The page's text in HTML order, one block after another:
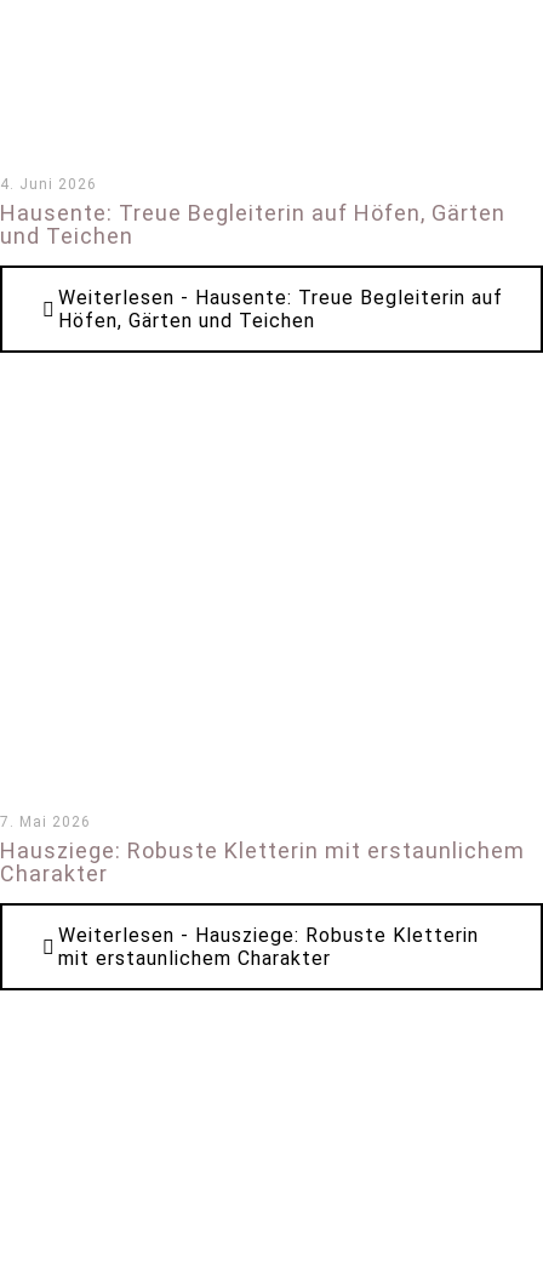
4. Juni 2026
Hausente: Treue Begleiterin auf Höfen, Gärten
und Teichen
Weiterlesen - Hausente: Treue Begleiterin auf
Höfen, Gärten und Teichen
7. Mai 2026
Hausziege: Robuste Kletterin mit erstaunlichem
Charakter
Weiterlesen - Hausziege: Robuste Kletterin
mit erstaunlichem Charakter